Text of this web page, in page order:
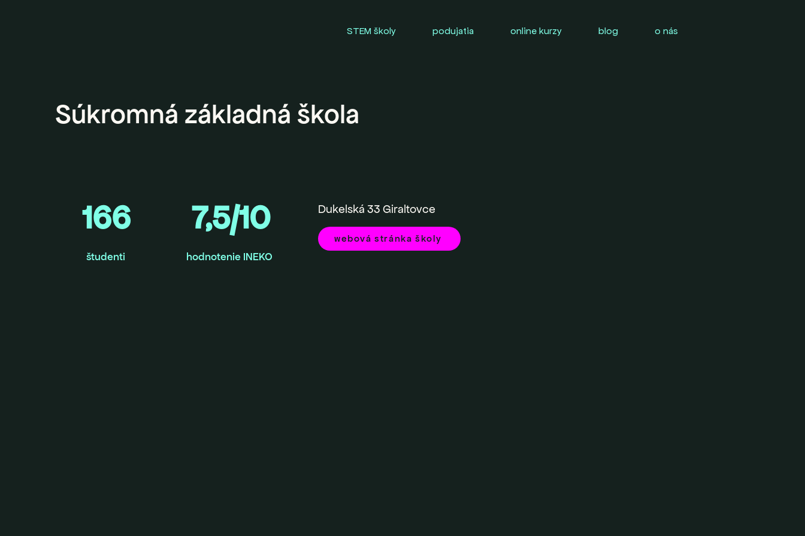
STEM školy podujatia online kurzy blog o nás
Súkromná základná škola
166
študenti
7,5/10
hodnotenie INEKO
Dukelská 33 Giraltovce
webová stránka školy